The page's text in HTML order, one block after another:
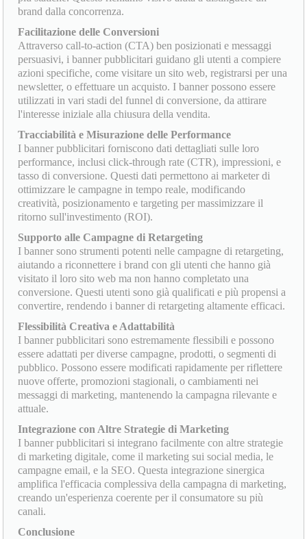
brand dalla concorrenza.
Facilitazione delle Conversioni
Attraverso call-to-action (CTA) ben posizionati e messaggi
persuasivi, i banner pubblicitari guidano gli utenti a compiere
azioni specifiche, come visitare un sito web, registrarsi per una
newsletter, o effettuare un acquisto. I banner possono essere
utilizzati in vari stadi del funnel di conversione, da attirare
l'interesse iniziale alla chiusura della vendita.
Tracciabilità e Misurazione delle Performance
I banner pubblicitari forniscono dati dettagliati sulle loro
performance, inclusi click-through rate (CTR), impressioni, e
tasso di conversione. Questi dati permettono ai marketer di
ottimizzare le campagne in tempo reale, modificando
creatività, posizionamento e targeting per massimizzare il
ritorno sull'investimento (ROI).
Supporto alle Campagne di Retargeting
I banner sono strumenti potenti nelle campagne di retargeting,
aiutando a riconnettere i brand con gli utenti che hanno già
visitato il loro sito web ma non hanno completato una
conversione. Questi utenti sono già qualificati e più propensi a
convertire, rendendo i banner di retargeting altamente efficaci.
Flessibilità Creativa e Adattabilità
I banner pubblicitari sono estremamente flessibili e possono
essere adattati per diverse campagne, prodotti, o segmenti di
pubblico. Possono essere modificati rapidamente per riflettere
nuove offerte, promozioni stagionali, o cambiamenti nei
messaggi di marketing, mantenendo la campagna rilevante e
attuale.
Integrazione con Altre Strategie di Marketing
I banner pubblicitari si integrano facilmente con altre strategie
di marketing digitale, come il marketing sui social media, le
campagne email, e la SEO. Questa integrazione sinergica
amplifica l'efficacia complessiva della campagna di marketing,
creando un'esperienza coerente per il consumatore su più
canali.
Conclusione